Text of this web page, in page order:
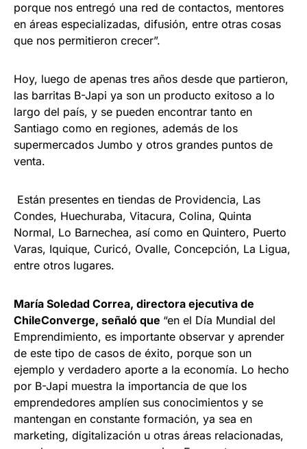
porque nos entregó una red de contactos, mentores
en áreas especializadas, difusión, entre otras cosas
que nos permitieron crecer”.
Hoy, luego de apenas tres años desde que partieron,
las barritas B-Japi ya son un producto exitoso a lo
largo del país, y se pueden encontrar tanto en
Santiago como en regiones, además de los
supermercados Jumbo y otros grandes puntos de
venta.
Están presentes en tiendas de Providencia, Las
Condes, Huechuraba, Vitacura, Colina, Quinta
Normal, Lo Barnechea, así como en Quintero, Puerto
Varas, Iquique, Curicó, Ovalle, Concepción, La Ligua,
entre otros lugares.
María Soledad Correa, directora ejecutiva de
ChileConverge, señaló que “en el Día Mundial del
Emprendimiento, es importante observar y aprender
de este tipo de casos de éxito, porque son un
ejemplo y verdadero aporte a la economía. Lo hecho
por B-Japi muestra la importancia de que los
emprendedores amplíen sus conocimientos y se
mantengan en constante formación, ya sea en
marketing, digitalización u otras áreas relacionadas,